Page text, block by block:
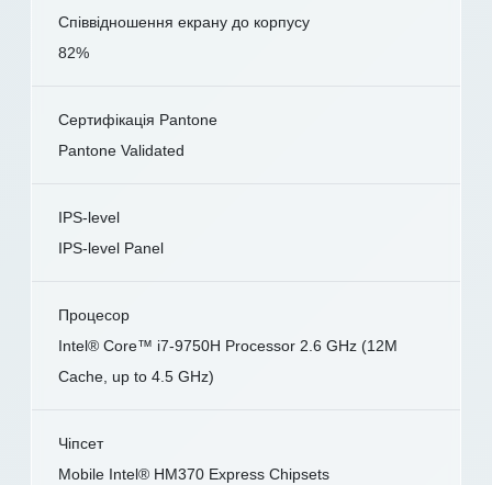
Співвідношення екрану до корпусу
82%
Сертифікація Pantone
Pantone Validated
IPS-level
IPS-level Panel
Процесор
Intel® Core™ i7-9750H Processor 2.6 GHz (12M
Cache, up to 4.5 GHz)
Чіпсет
Mobile Intel® HM370 Express Chipsets